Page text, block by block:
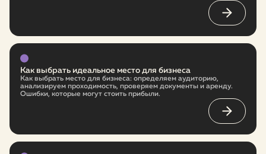
перестройку сейчас, в ближайшие годы заметно проиграет
Как выбрать идеальное место для бизнеса
Как выбрать место для бизнеса: определяем аудиторию,
анализируем проходимость, проверяем документы и аренду.
Ошибки, которые могут стоить прибыли.